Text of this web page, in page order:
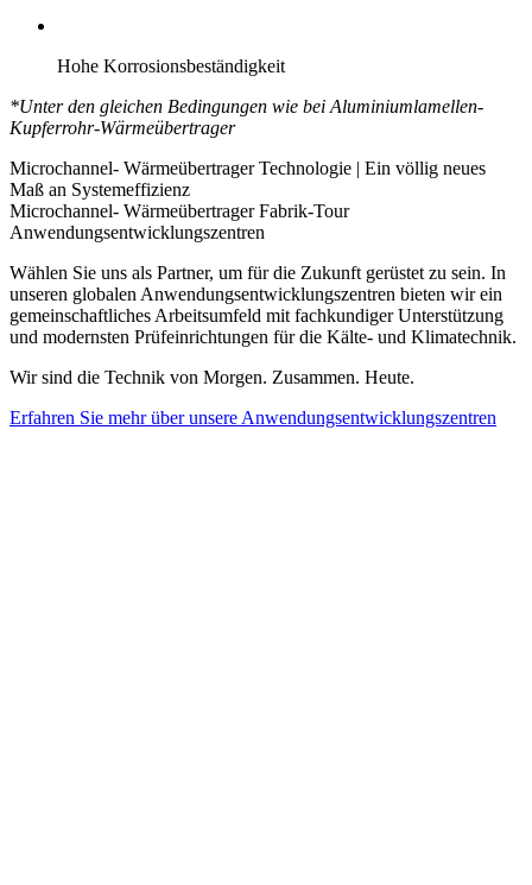
Hohe Korrosionsbeständigkeit
*Unter den gleichen Bedingungen wie bei Aluminiumlamellen-
Kupferrohr-Wärmeübertrager
Microchannel- Wärmeübertrager Technologie | Ein völlig neues
Maß an Systemeffizienz
Microchannel- Wärmeübertrager Fabrik-Tour
Anwendungsentwicklungszentren
Wählen Sie uns als Partner, um für die Zukunft gerüstet zu sein. In
unseren globalen Anwendungsentwicklungszentren bieten wir ein
gemeinschaftliches Arbeitsumfeld mit fachkundiger Unterstützung
und modernsten Prüfeinrichtungen für die Kälte- und Klimatechnik.
Wir sind die Technik von Morgen. Zusammen. Heute.
Erfahren Sie mehr über unsere Anwendungsentwicklungszentren